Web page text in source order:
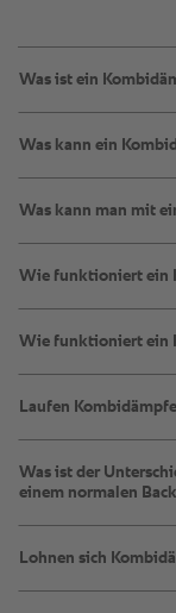
Was ist ein
Was kann ein
Was kann man mit
Wie funktioniert ein
Wie funktioniert ein
Laufen
Was ist der
einem normalen
Lohnen sich